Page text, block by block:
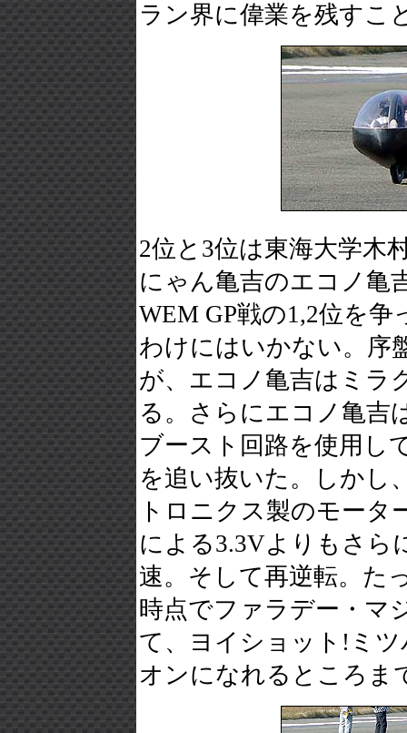
ラン界に偉業を残すこ
2位と3位は東海大学木
にゃん亀吉のエコノ亀
WEM GP戦の1,2位を
わけにはいかない。序
が、エコノ亀吉はミラ
る。さらにエコノ亀吉
ブースト回路を使用し
を追い抜いた。しかし
トロニクス製のモータ
による3.3Vよりもさら
速。そして再逆転。た
時点でファラデー・マ
て、ヨイショット!ミ
オンになれるところま